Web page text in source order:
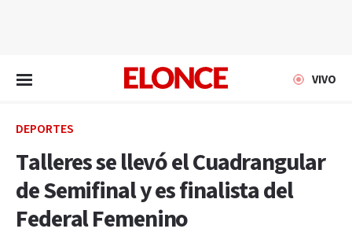
VIVO
DEPORTES
Talleres se llevó el Cuadrangular
de Semifinal y es finalista del
Federal Femenino